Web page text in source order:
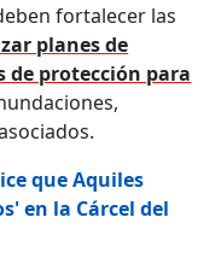
fortalecer las
planes de
de protección para
que Aquiles
en la Cárcel del